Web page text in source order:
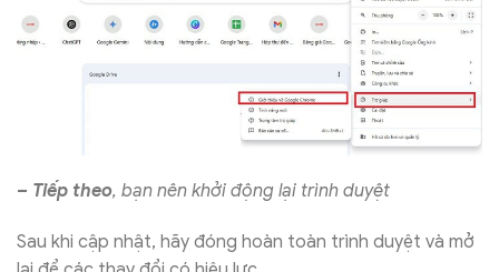
– Tiếp theo, bạn nên khởi động lại trình duyệt
Sau khi cập nhật, hãy đóng hoàn toàn trình duyệt và mở